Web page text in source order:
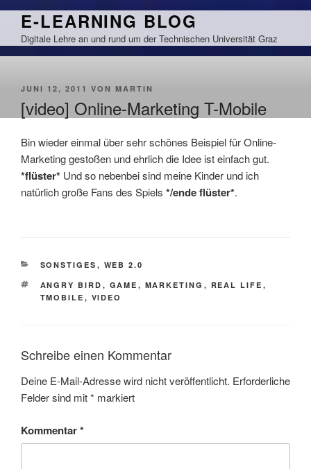
Zum
springen
E-LEARNING BLOG
Digitale Lehre an und rund um der Technischen Universität Graz
VERÖFFENTLICHT
JUNI 12, 2011 VON MARTIN
[video] Online-Marketing T-Mobile
Bin wieder einmal über sehr schönes Beispiel für Online-
Marketing gestoßen und ehrlich die Idee ist einfach gut.
*flüster* Und so nebenbei sind meine Kinder und ich
natürlich große Fans des Spiels */ende flüster*.
KATEGORIEN
SONSTIGES , WEB 2.0
SCHLAGWÖRTER
ANGRY BIRD , GAME , MARKETING , REAL LIFE ,
TMOBILE , VIDEO
Schreibe einen Kommentar
Deine E-Mail-Adresse wird nicht veröffentlicht. Erforderliche
Felder sind mit* markiert
Kommentar*